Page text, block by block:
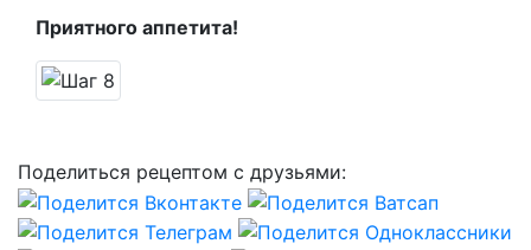
Приятного аппетита!
Поделиться рецептом с друзьями: